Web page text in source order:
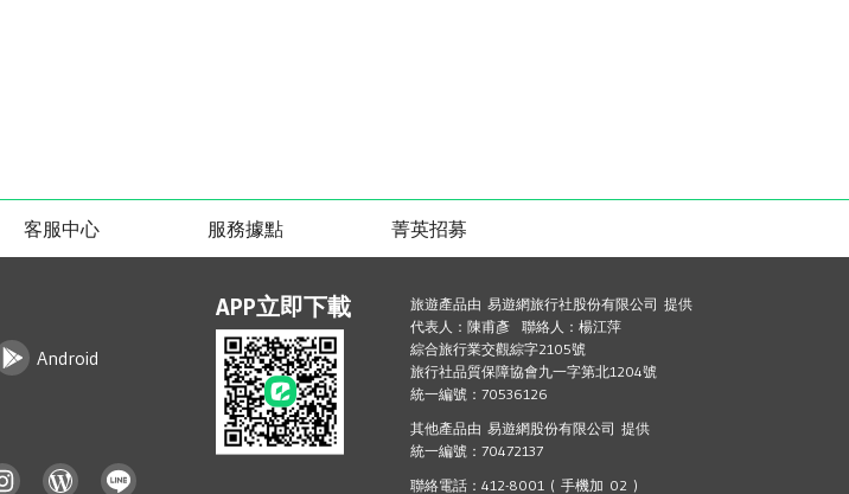
客服中心 服務據點 菁英招募
Android
APP立即下載
旅遊產品由 易遊網旅行社股份有限公司 提供
代表人：陳甫彥 聯絡人：楊江萍
綜合旅行業交觀綜字2105號
旅行社品質保障協會九一字第北1204號
統一編號：70536126
其他產品由 易遊網股份有限公司 提供
統一編號：70472137
聯絡電話：412-8001 ( 手機加 02 )